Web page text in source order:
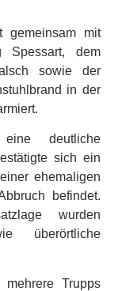
gemeinsam mit
Spessart, dem
sowie der
in der
deutliche
sich ein
ehemaligen
befindet.
wurden
überörtliche
mehrere Trupps